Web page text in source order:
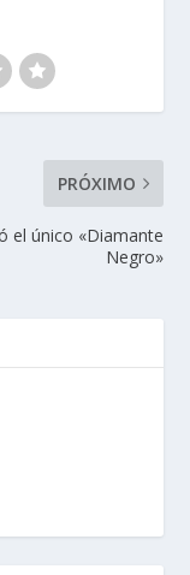
PRÓXIMO
el único «Diamante
Negro»